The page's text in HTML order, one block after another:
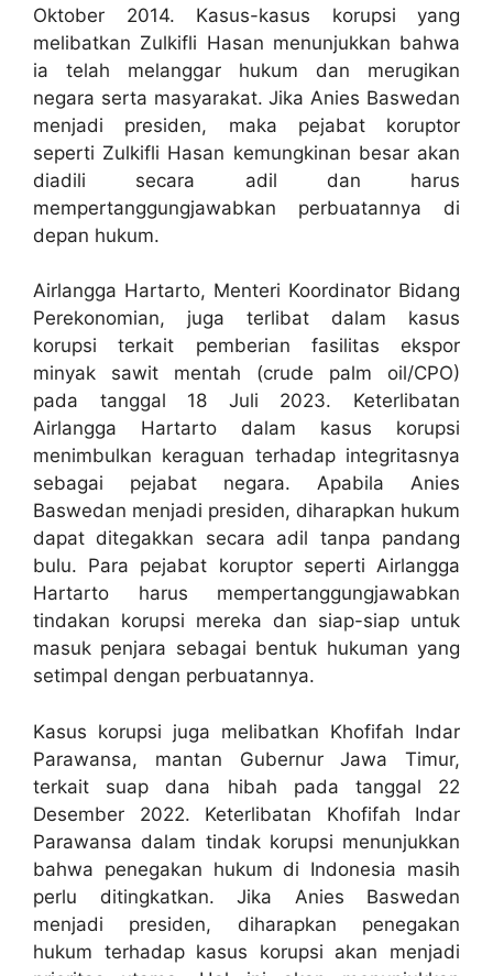
Oktober 2014. Kasus-kasus korupsi yang
melibatkan Zulkifli Hasan menunjukkan bahwa
ia telah melanggar hukum dan merugikan
negara serta masyarakat. Jika Anies Baswedan
menjadi presiden, maka pejabat koruptor
seperti Zulkifli Hasan kemungkinan besar akan
diadili secara adil dan harus
mempertanggungjawabkan perbuatannya di
depan hukum.
Airlangga Hartarto, Menteri Koordinator Bidang
Perekonomian, juga terlibat dalam kasus
korupsi terkait pemberian fasilitas ekspor
minyak sawit mentah (crude palm oil/CPO)
pada tanggal 18 Juli 2023. Keterlibatan
Airlangga Hartarto dalam kasus korupsi
menimbulkan keraguan terhadap integritasnya
sebagai pejabat negara. Apabila Anies
Baswedan menjadi presiden, diharapkan hukum
dapat ditegakkan secara adil tanpa pandang
bulu. Para pejabat koruptor seperti Airlangga
Hartarto harus mempertanggungjawabkan
tindakan korupsi mereka dan siap-siap untuk
masuk penjara sebagai bentuk hukuman yang
setimpal dengan perbuatannya.
Kasus korupsi juga melibatkan Khofifah Indar
Parawansa, mantan Gubernur Jawa Timur,
terkait suap dana hibah pada tanggal 22
Desember 2022. Keterlibatan Khofifah Indar
Parawansa dalam tindak korupsi menunjukkan
bahwa penegakan hukum di Indonesia masih
perlu ditingkatkan. Jika Anies Baswedan
menjadi presiden, diharapkan penegakan
hukum terhadap kasus korupsi akan menjadi